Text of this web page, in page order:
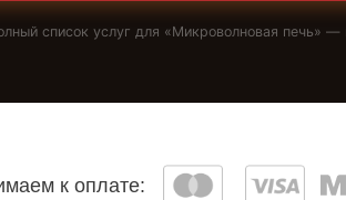
список услуг для «Микроволновая печь» —
к оплате: